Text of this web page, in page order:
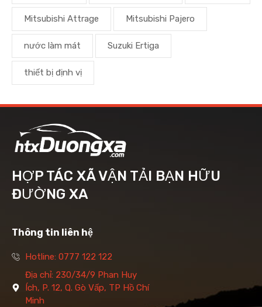
Mitsubishi Attrage Mitsubishi Pajero
nước làm mát Suzuki Ertiga
thiết bị định vị
HỢP TÁC XÃ VẬN TẢI BẠN HỮU
ĐƯỜNG XA
Thông tin liên hệ
Hotline: 0777 122 122
Địa chỉ: 230/34/9 Phan Huy
Ích, P. 12, Q. Gò Vấp, TP Hồ Chí
Minh